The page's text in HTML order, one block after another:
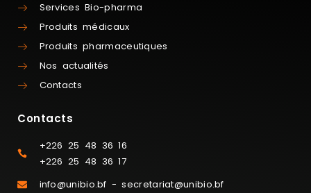
Services Bio-pharma
Produits médicaux
Produits pharmaceutiques
Nos actualités
Contacts
Contacts
+226 25 48 36 16
+226 25 48 36 17
info@unibio.bf - secretariat@unibio.bf